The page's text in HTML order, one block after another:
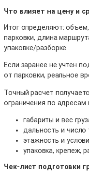
Что влияет на цену и
Итог определяют:
парковки, длина
упаковке/разборке.
Если заранее не учтен
от парковки, реальное
Точный расчет
ограничения по адресам
габариты и вес
дальность и число
этажность и
упаковка, крепеж,
Чек-лист подготовки